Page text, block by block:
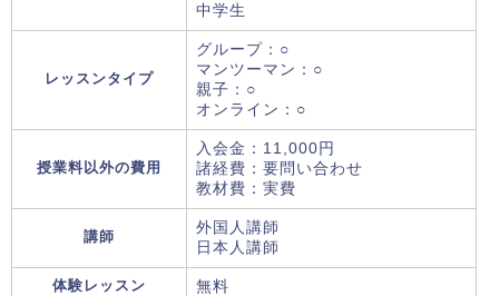
中学生
レッスンタイプ
グループ：○
マンツーマン：○
親子：○
オンライン：○
授業料以外の費用
入会金：11,000円
諸経費：要問い合わせ
教材費：実費
講師
外国人講師
日本人講師
体験レッスン 無料